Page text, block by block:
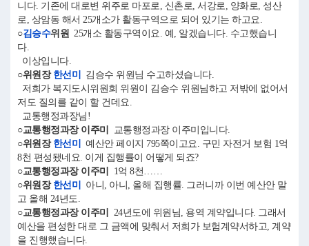
니다. 기존에 대로변 위주로 마포로, 신촌로, 서강로, 양화로, 성산
로, 상암동 해서 25개소가 활동구역으로 되어 있기는 하고요.
○김승수위원 25개소 활동구역이요. 예, 알겠습니다. 수고했습니
다.
이상입니다.
○위원장 한선미
김승수 위원님 수고하셨습니다.
저희가 복지도시위원회 위원이 김승수 위원님하고 저밖에 없어서
저도 질의를 같이 할 건데요.
교통행정과장님!
○교통행정과장 이주미
교통행정과장 이주미입니다.
○위원장 한선미
예산안 페이지 795쪽이고요. 구민 자전거 보험 1억
8천 편성됐네요. 이게 집행률이 어떻게 되죠?
○교통행정과장 이주미
1억 8천……
○위원장 한선미
아니, 아니, 올해 집행률. 그러니까 이번 예산안 말
고 올해 24년도.
○교통행정과장 이주미
24년도에 위원님, 용역 계약입니다. 그래서
예산을 편성한 대로 그 금액에 맞춰서 저희가 보험계약서하고, 계약
을 진행했습니다.